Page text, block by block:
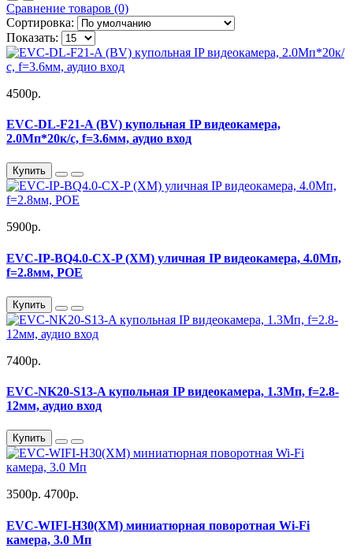
Сравнение товаров (0)
Сортировка:
Показать:
4500р.
EVC-DL-F21-A (BV) купольная IP видеокамера,
2.0Мп*20к/с, f=3.6мм, аудио вход
Купить
5900р.
EVC-IP-BQ4.0-CX-P (XM) уличная IP видеокамера, 4.0Мп,
f=2.8мм, POE
Купить
7400р.
EVC-NK20-S13-A купольная IP видеокамера, 1.3Мп, f=2.8-
12мм, аудио вход
Купить
3500р. 4700р.
EVC-WIFI-H30(XM) миниатюрная поворотная Wi-Fi
камера, 3.0 Мп